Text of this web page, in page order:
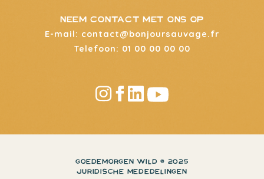
neem contact met ons op
E-mail: contact@bonjoursauvage.fr
Telefoon: 01 00 00 00 00
GOEDEMORGEN WILD © 2025
JURIDISCHE MEDEDELINGEN